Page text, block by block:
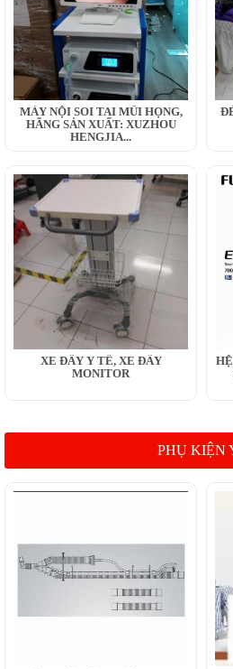
MÁY NỘI SOI TAI MŨI HỌNG,
HÃNG SẢN XUẤT: XUZHOU
HENGJIA...
XE ĐẨY Y TẾ, XE ĐẨY
MONITOR
PHỤ KIỆN